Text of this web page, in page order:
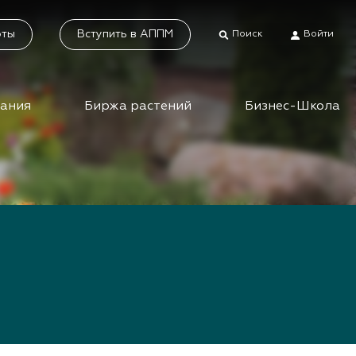
Вступить в АППМ Поиск Войти
Биржа растений Бизнес-Школа
растений
Каталог растений
Система добровольной